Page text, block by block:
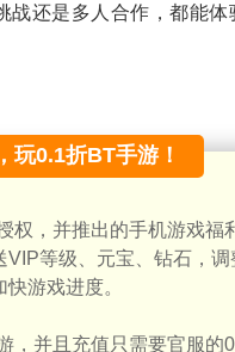
还是多人合作，都能体
玩0.1折BT手游！
权，并推出的手机游戏福
等级、元宝、钻石，
游戏进度。
，并且充值只需要官服的